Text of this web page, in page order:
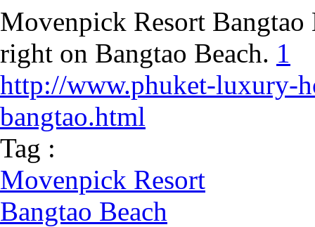
Movenpick Resort
right on Bangtao Beach. 1
http://www.phuket-luxury-
bangtao.html
Tag :
Movenpick Resort
Bangtao Beach